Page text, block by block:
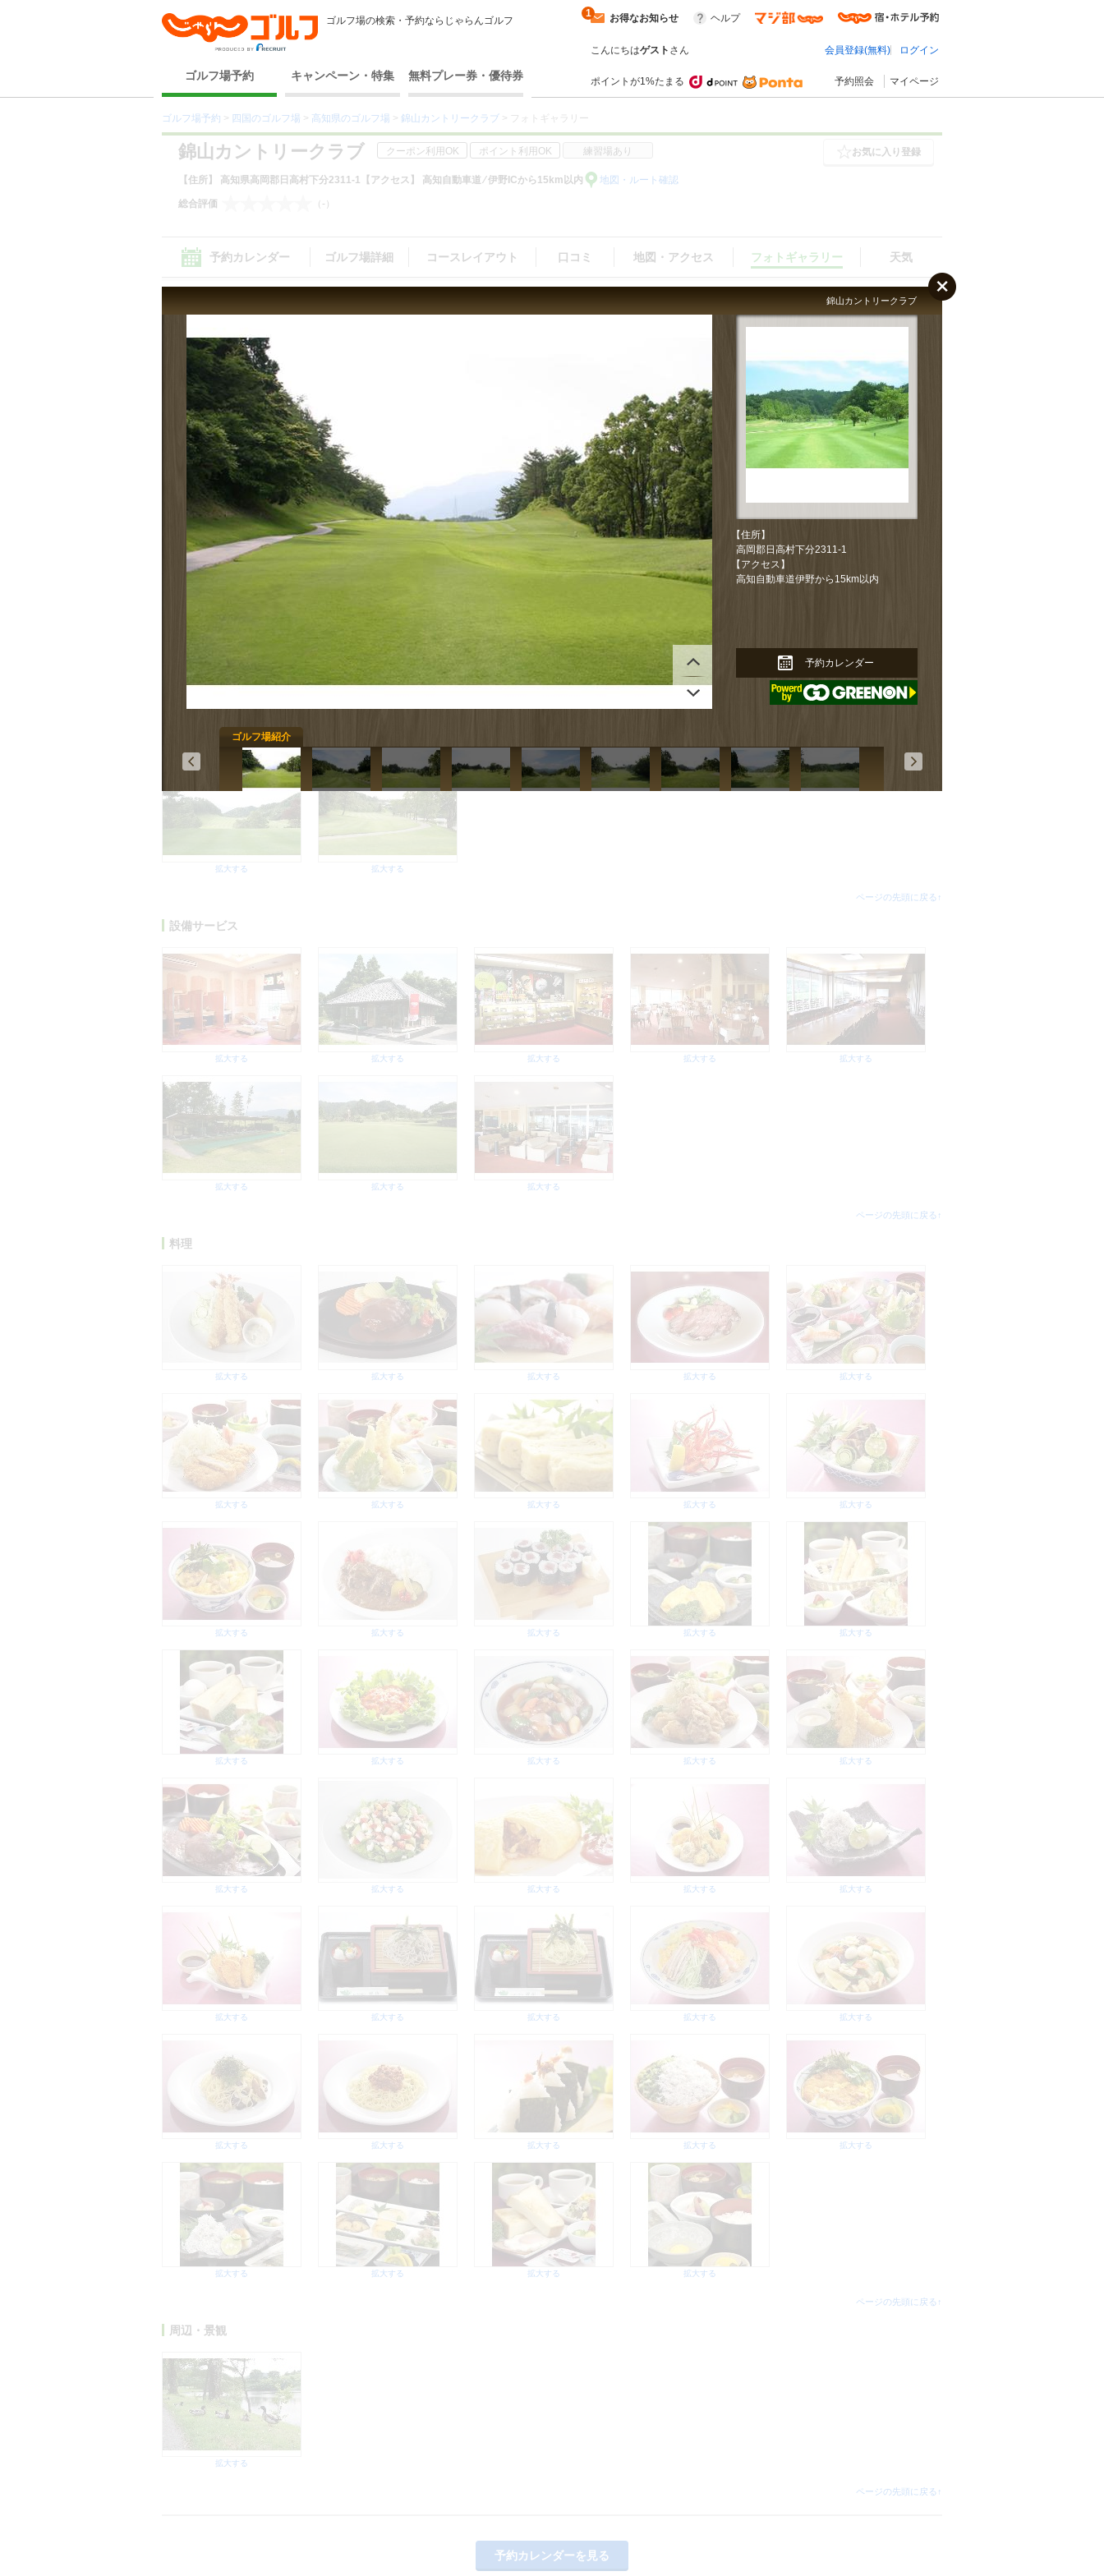
ゴルフ場の検索・予約ならじゃらんゴルフ
ゴルフ場予約 キャンペーン・特集 無料プレー券・優待券
お得なお知らせ
1 ヘルプ
こんにちはゲスト さん 会員登録(無料) ログイン
ポイントが1%たまる 予約照会 マイページ
ゴルフ場予約 > 四国のゴルフ場 > 高知県のゴルフ場 > 錦山カントリークラブ > フォトギャラリー
錦山カントリークラブ クーポン利用OK ポイント利用OK 練習場あり お気に入り登録
【住所】 高知県高岡郡日高村下分2311-1 【アクセス】 高知自動車道 ⁄ 伊野ICから15km以内 地図・ルート確認
総合評価 （-）
予約カレンダー ゴルフ場詳細 コースレイアウト 口コミ 地図・アクセス フォトギャラリー 天気
コース（17） ｜設備サービス（8）｜料理（39）｜周辺・景観（1）
錦山カントリークラブ
【住所】
高岡郡日高村下分2311-1
【アクセス】
高知自動車道伊野から15km以内
予約カレンダー
ゴルフ場紹介
コース
拡大する 拡大する 拡大する 拡大する
拡大する
拡大する 拡大する
ページの先頭に戻る↑
設備サービス
拡大する 拡大する 拡大する 拡大する 拡大する
拡大する 拡大する 拡大する
ページの先頭に戻る↑
料理
拡大する 拡大する 拡大する 拡大する 拡大する
拡大する 拡大する 拡大する 拡大する 拡大する
拡大する 拡大する 拡大する 拡大する 拡大する
拡大する 拡大する 拡大する 拡大する 拡大する
拡大する 拡大する 拡大する 拡大する 拡大する
拡大する 拡大する 拡大する 拡大する 拡大する
拡大する 拡大する 拡大する 拡大する 拡大する
拡大する 拡大する 拡大する 拡大する
ページの先頭に戻る↑
周辺・景観
拡大する
ページの先頭に戻る↑
予約カレンダーを見る